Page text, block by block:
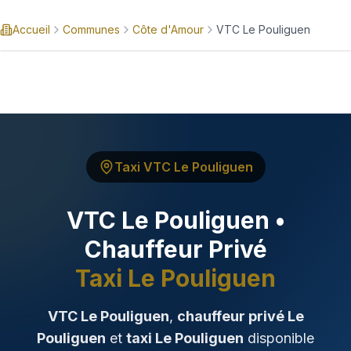
Réserver
Nos Services
Destinations
Transferts NTE 24h/24
Gare SNCF Nantes
Accueil Communes Côte d'Amour VTC Le Pouliguen
Taxi VTC Le Pouliguen
VTC Le Pouliguen •
Chauffeur Privé
Taxi Le Pouliguen
VTC Le Pouliguen, chauffeur privé Le
Pouliguen et taxi Le Pouliguen disponible